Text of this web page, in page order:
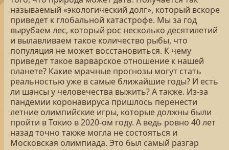
называемый «экологический долг», который вскоре
приведет к глобальной катастрофе. Мы за год
вырубаем лес, который рос несколько десятилетий
и вылавливаем такое количество рыбы, что
популяция не может восстановиться. К чему
приведет такое варварское отношение к нашей
планете? Какие мрачные прогнозы могут стать
реальностью уже в самые ближайшие годы? И есть
ли шансы у человечества выжить? А также. Из-за
пандемии коронавируса пришлось перенести
летние олимпийские игры, которые должны были
пройти в Токио в 2020-ом году. А ведь ровно 40 лет
назад точно также могла не состояться и
Московская олимпиада. Это был самый разгар